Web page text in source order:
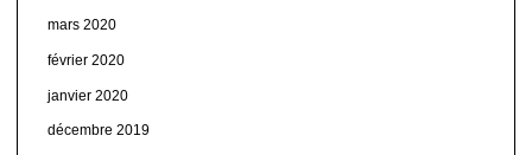
mars 2020
février 2020
janvier 2020
décembre 2019